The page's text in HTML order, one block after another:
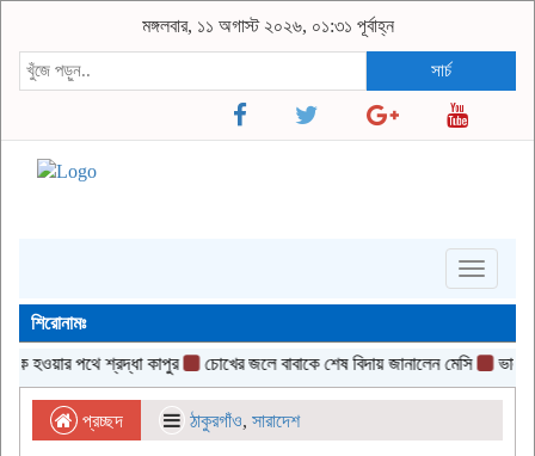
মঙ্গলবার, ১১ অগাস্ট ২০২৬, ০১:৩১ পূর্বাহ্ন
সার্চ
Toggle
শিরোনামঃ
পথে শ্রদ্ধা কাপুর চোখের জলে বাবাকে শেষ বিদায় জানালেন মেসি ভালুকায়
প্রচ্ছদ ঠাকুরগাঁও, সারাদেশ